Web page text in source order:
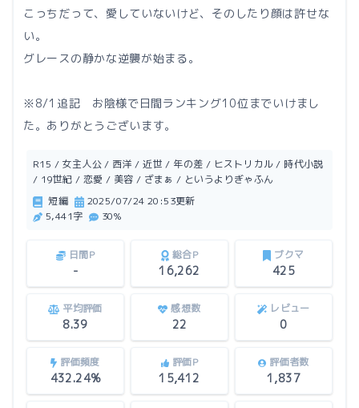
こっちだって、愛していないけど、そのしたり顔は許せな
い。
グレースの静かな逆襲が始まる。
※8/1追記 お陰様で日間ランキング10位までいけまし
た。ありがとうございます。
R15 / 女主人公 / 西洋 / 近世 / 年の差 / ヒストリカル / 時代小説
/ 19世紀 / 恋愛 / 美容 / ざまぁ / というよりぎゃふん
短編
2025/07/24 20:53更新
5,441字
30%
日間P
-
総合P
16,262
ブクマ
425
平均評価
8.39
感想数
22
レビュー
0
評価頻度
432.24%
評価P
15,412
評価者数
1,837